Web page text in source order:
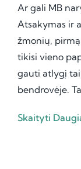
Ar gali MB
Atsakymas ir
žmonių,
tikisi vieno
gauti atlygį
bendrovėje.
Skaityti